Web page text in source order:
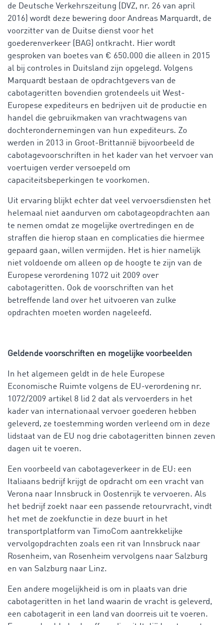
de Deutsche Verkehrszeitung (DVZ, nr. 26 van april
2016) wordt deze bewering door Andreas Marquardt, de
voorzitter van de Duitse dienst voor het
goederenverkeer (BAG) ontkracht. Hier wordt
gesproken van boetes van € 650.000 die alleen in 2015
al bij controles in Duitsland zijn opgelegd. Volgens
Marquardt bestaan de opdrachtgevers van de
cabotageritten bovendien grotendeels uit West-
Europese expediteurs en bedrijven uit de productie en
handel die gebruikmaken van vrachtwagens van
dochterondernemingen van hun expediteurs. Zo
werden in 2013 in Groot-Brittannië bijvoorbeeld de
cabotagevoorschriften in het kader van het vervoer van
voertuigen verder versoepeld om
capaciteitsbeperkingen te voorkomen.
Uit ervaring blijkt echter dat veel vervoersdiensten het
helemaal niet aandurven om cabotageopdrachten aan
te nemen omdat ze mogelijke overtredingen en de
straffen die hierop staan en complicaties die hiermee
gepaard gaan, willen vermijden. Het is hier namelijk
niet voldoende om alleen op de hoogte te zijn van de
Europese verordening 1072 uit 2009 over
cabotageritten. Ook de voorschriften van het
betreffende land over het uitvoeren van zulke
opdrachten moeten worden nageleefd.
Geldende voorschriften en mogelijke voorbeelden
In het algemeen geldt in de hele Europese
Economische Ruimte volgens de EU-verordening nr.
1072/2009 artikel 8 lid 2 dat als vervoerders in het
kader van internationaal vervoer goederen hebben
geleverd, ze toestemming worden verleend om in deze
lidstaat van de EU nog drie cabotageritten binnen zeven
dagen uit te voeren.
Een voorbeeld van cabotageverkeer in de EU: een
Italiaans bedrijf krijgt de opdracht om een vracht van
Verona naar Innsbruck in Oostenrijk te vervoeren. Als
het bedrijf zoekt naar een passende retourvracht, vindt
het met de zoekfunctie in deze buurt in het
transportplatform van TimoCom aantrekkelijke
vervolgopdrachten zoals een rit van Innsbruck naar
Rosenheim, van Rosenheim vervolgens naar Salzburg
en van Salzburg naar Linz.
Een andere mogelijkheid is om in plaats van drie
cabotageritten in het land waarin de vracht is geleverd,
een cabotagerit in een land van doorreis uit te voeren.